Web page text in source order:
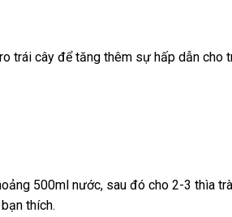
trái cây để tăng thêm sự hấp dẫn cho
500ml nước, sau đó cho 2-3 thìa
thích.